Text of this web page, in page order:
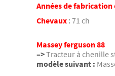
Années de
Chevaux : 71 ch
Massey ferguson 88
–>Tracteur à chenille
modèle suivant :